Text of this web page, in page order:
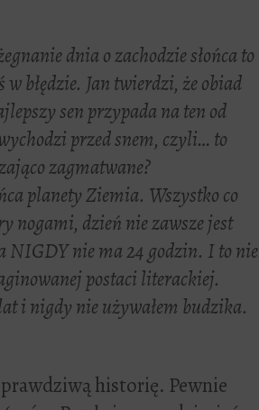
dnia o zachodzie słońca to
błędzie. Jan twierdzi, że obiad
sen przypada na ten od
przed snem, czyli… to
zagmatwane?
planety Ziemia. Wszystko co
nogami, dzień nie zawsze jest
NIGDY nie ma 24 godzin. I to nie
postaci literackiej.
i nigdy nie używałem budzika.
historię. Pewnie